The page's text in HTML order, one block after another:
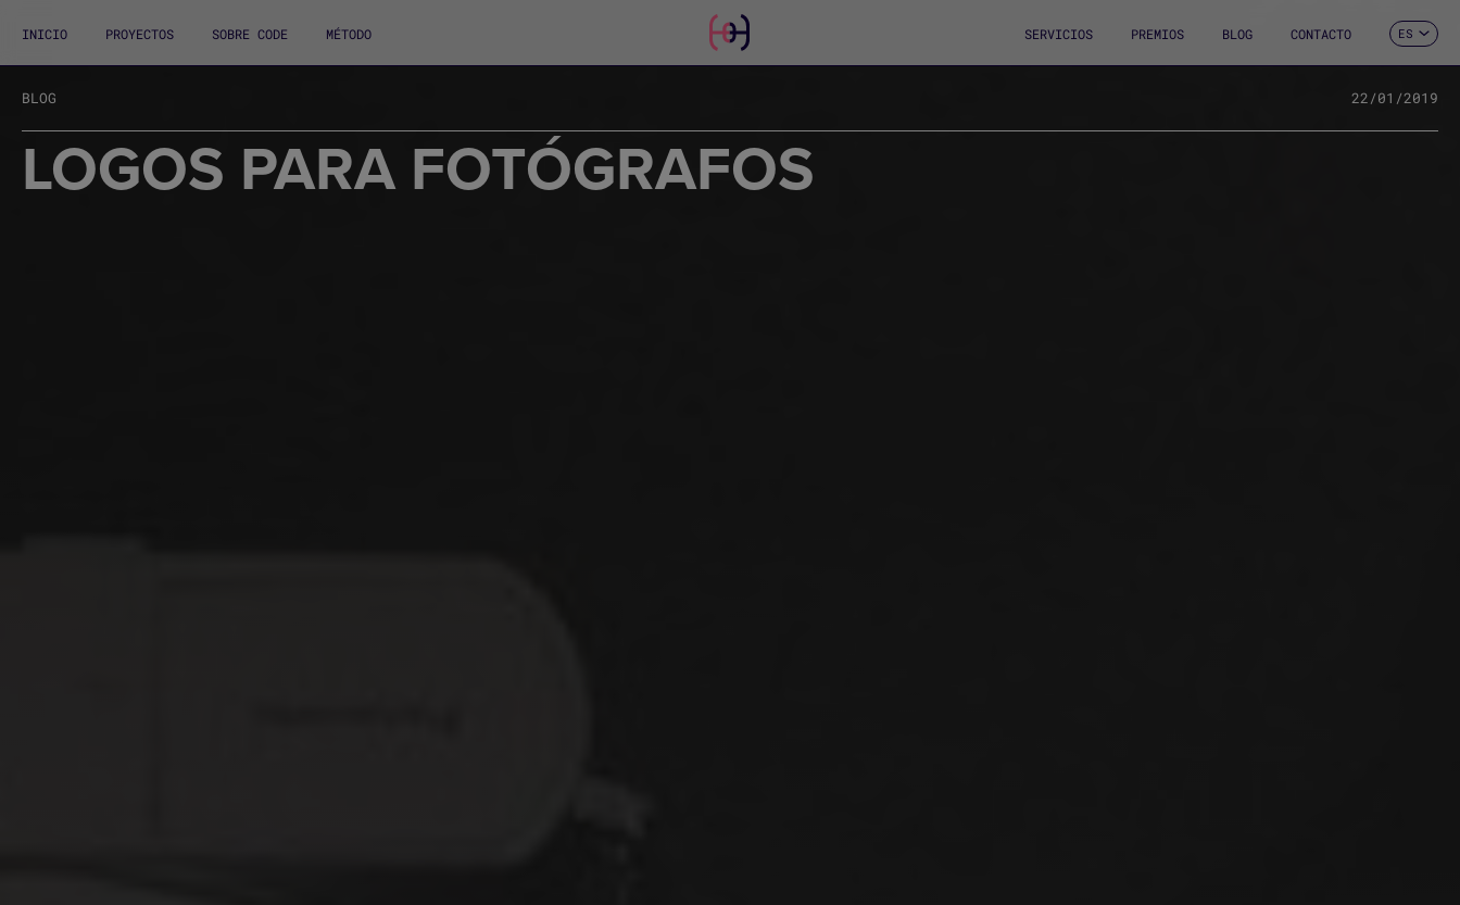
INICIO PROYECTOS SOBRE CODE MÉTODO SERVICIOS PREMIOS BLOG CONTACTO
ES
FR
IT
BLOG 22/01/2019
LOGOS PARA FOTÓGRAFOS